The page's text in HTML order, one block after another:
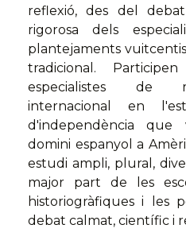
reflexió, des del
rigorosa dels
plantejaments
tradicional.
especialistes de
internacional en
d'independència
domini espanyol a
estudi ampli, plural,
major part de les
historiogràfiques i les
debat calmat, científic i